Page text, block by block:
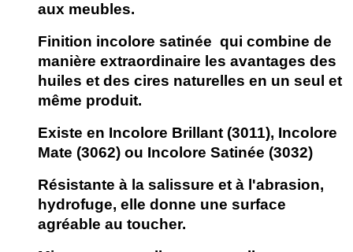
aux meubles.
Finition incolore satinée qui combine de
manière extraordinaire les avantages des
huiles et des cires naturelles en un seul et
même produit.
Existe en Incolore Brillant (3011), Incolore
Mate (3062) ou Incolore Satinée (3032)
Résistante à la salissure et à l'abrasion,
hydrofuge, elle donne une surface
agréable au toucher.